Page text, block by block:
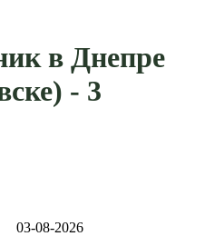
в Днепре
- 3
03-08-2026